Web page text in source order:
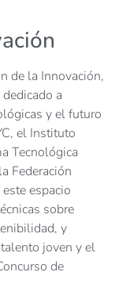
de la Innovación,
a
y el futuro
el Instituto
Tecnológica
Federación
espacio
sobre
y
joven y el
de